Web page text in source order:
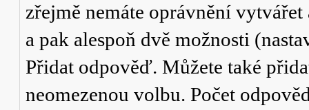
zřejmě nemáte oprávnění
a pak alespoň dvě možnosti
Přidat odpověď. Můžete také
neomezenou volbu. Počet